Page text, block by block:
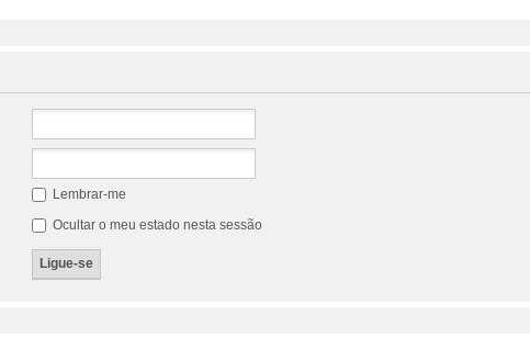
Lembrar-me
Ocultar o meu estado nesta sessão